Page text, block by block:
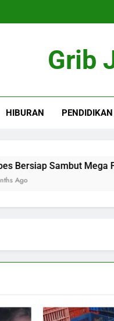
Grib
HIBURAN PENDIDIKAN
Sambut Mega Farm